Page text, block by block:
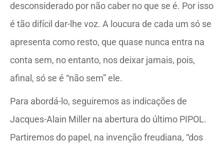
desconsiderado por não caber no que se é. Por isso
é tão difícil dar-lhe voz. A loucura de cada um só se
apresenta como resto, que quase nunca entra na
conta sem, no entanto, nos deixar jamais, pois,
afinal, só se é “não sem” ele.
Para abordá-lo, seguiremos as indicações de
Jacques-Alain Miller na abertura do último PIPOL.
Partiremos do papel, na invenção freudiana, “dos